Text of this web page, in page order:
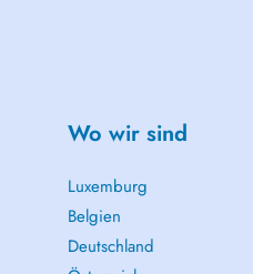
Wo wir sind
Luxemburg
Belgien
Deutschland